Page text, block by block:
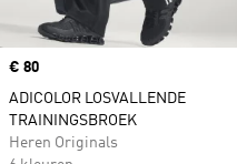
Price
€ 80
ADICOLOR LOSVALLENDE
TRAININGSBROEK
Heren Originals